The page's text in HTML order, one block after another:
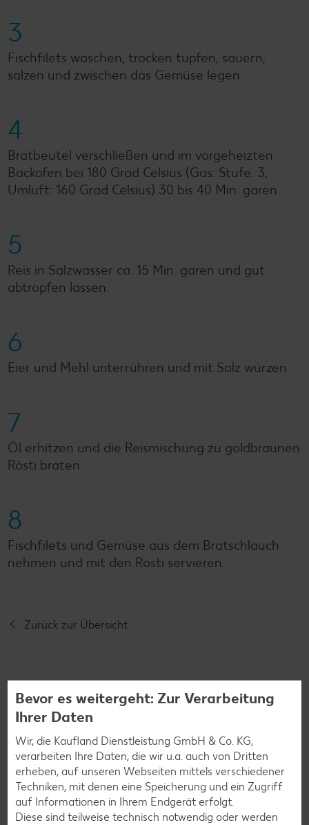
3
Fischfilets waschen, trocken tupfen, säuern,
salzen und zwischen das Gemüse legen.
4
Bratbeutel verschließen und im vorgeheizten
Backofen bei 180 Grad Celsius (Gas: Stufe: 3,
Umluft: 160 Grad Celsius) 30 bis 40 Min. garen.
5
Reis in Salzwasser ca. 15 Min. garen und gut
abtropfen lassen.
6
Eier und Mehl unterrühren und mit Salz würzen.
7
Öl erhitzen und die Reismischung zu goldbraunen
Rösti braten.
8
Fischfilets und Gemüse aus dem Bratschlauch
nehmen und mit den Rösti servieren.
Zurück zur Übersicht
Weitere interessante
Rezeptkategorien
Burger-Rezepte
Bevor es weitergeht: Zur Verarbeitung
Ihrer Daten
Wir, die Kaufland Dienstleistung GmbH & Co. KG,
verarbeiten Ihre Daten, die wir u.a. auch von Dritten
erheben, auf unseren Webseiten mittels verschiedener
Techniken, mit denen eine Speicherung und ein Zugriff
auf Informationen in Ihrem Endgerät erfolgt.
Diese sind teilweise technisch notwendig oder werden